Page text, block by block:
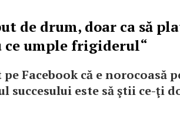
de drum, doar ca să
ce umple frigiderul“
Facebook că e norocoasă
succesului este să ştii ce-ţi